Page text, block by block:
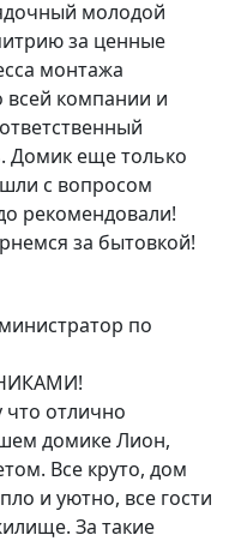
молодой
за ценные
монтажа
всей компании и
Домик еще только
с вопросом
рекомендовали!
за бытовкой!
по
отлично
домике Лион,
Все круто, дом
и уютно, все гости
За такие